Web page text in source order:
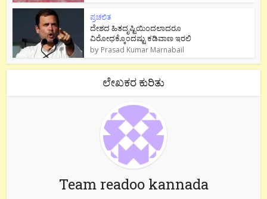
ಪ್ರಚಲಿತ
ದೇಶದ ಹಿತದೃಷ್ಟಿಯಿಂದಲಾದರೂ
ವಿರೋಧಕ್ಕೊಂದಷ್ಟು ಕಡಿವಾಣ ಇರಲಿ
by Prasad Kumar Marnabail
ಲೇಖಕರ ಕುರಿತು
Team readoo kannada